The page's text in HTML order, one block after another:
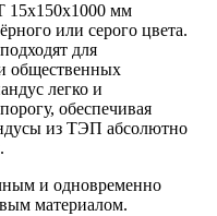
мм
или серого цвета.
для
общественных
легко и
обеспечивая
из ТЭП абсолютно
и одновременно
материалом.